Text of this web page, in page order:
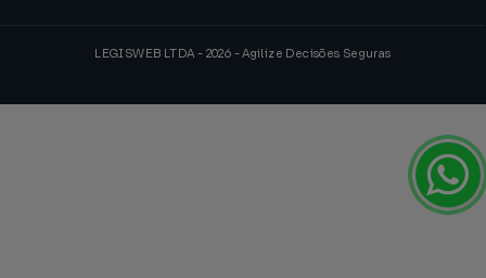
LEGISWEB LTDA - 2026 - Agilize Decisões Seguras